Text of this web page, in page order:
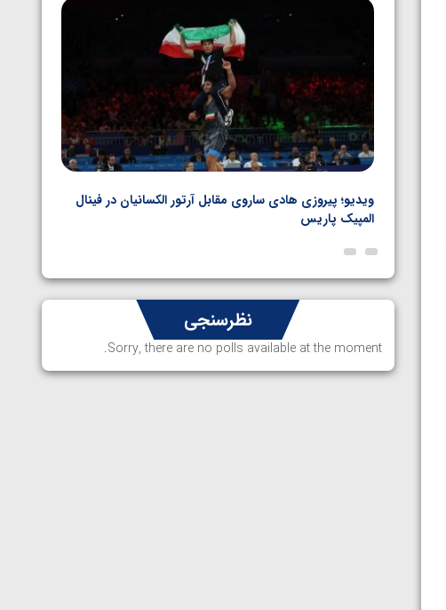
ویدیو؛ پیروزی هادی ساروی مقابل آرتور الکسانیان در فینال
المپیک پاریس
نظرسنجی
Sorry, there are no polls available at the moment.